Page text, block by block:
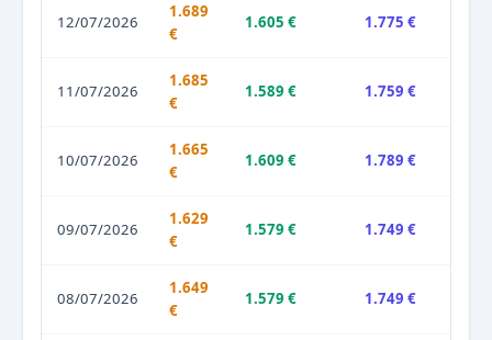
12/07/2026
1.689
€
1.605 € 1.775 €
11/07/2026
1.685
€
1.589 € 1.759 €
10/07/2026
1.665
€
1.609 € 1.789 €
09/07/2026
1.629
€
1.579 € 1.749 €
08/07/2026
1.649
€
1.579 € 1.749 €